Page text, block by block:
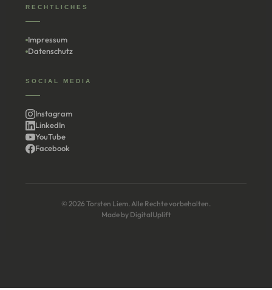
RECHTLICHES
Impressum
Datenschutz
SOCIAL MEDIA
Instagram
LinkedIn
YouTube
Facebook
© 2026 Torsten Liem. Alle Rechte vorbehalten.
Made by DigitalUplift